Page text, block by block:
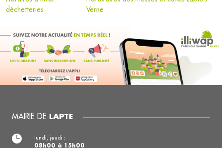
déchetteries
Verne
MAIRIE DE LAPTE
lundi, jeudi :
08h00 à 15h00